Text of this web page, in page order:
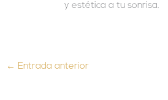
y estética a tu sonrisa.
← Entrada anterior